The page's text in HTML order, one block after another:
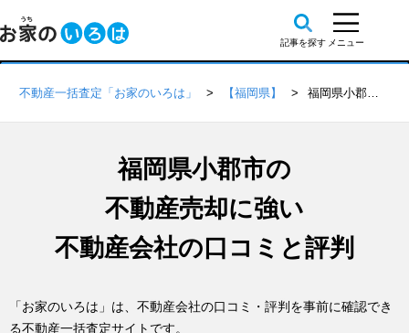
不動産一括査定「お家のいろは」 【福岡県】 福岡県小郡市の不動産会社 口コミ・評判一覧
福岡県小郡市の
不動産売却に強い
不動産会社の口コミと評判
「お家のいろは」は、不動産会社の口コミ・評判を事前に確認でき
る不動産一括査定サイトです。